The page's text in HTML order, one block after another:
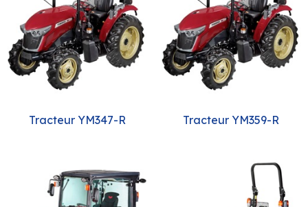
Tracteur YM347-R Tracteur YM359-R